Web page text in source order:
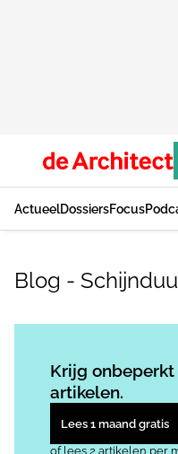
ActueelDossiersFocus
Blog -
Krijg
artikelen.
Lees 1 maand gratis
of lees 2 artikelen per